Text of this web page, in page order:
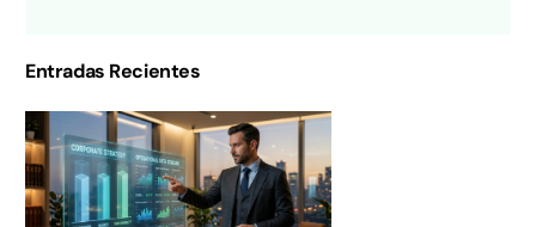
Entradas Recientes